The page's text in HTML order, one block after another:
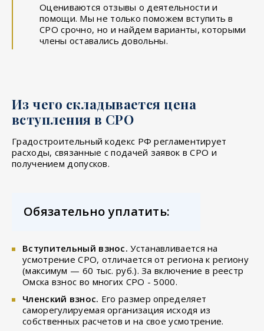
Оцениваются отзывы о деятельности и
помощи. Мы не только поможем вступить в
СРО срочно, но и найдем варианты, которыми
члены оставались довольны.
Из чего складывается цена
вступления в СРО
Градостроительный кодекс РФ регламентирует
расходы, связанные с подачей заявок в СРО и
получением допусков.
Обязательно уплатить:
Вступительный взнос. Устанавливается на
усмотрение СРО, отличается от региона к региону
(максимум — 60 тыс. руб.). За включение в реестр
Омска взнос во многих СРО - 5000.
Членский взнос. Его размер определяет
саморегулируемая организация исходя из
собственных расчетов и на свое усмотрение.